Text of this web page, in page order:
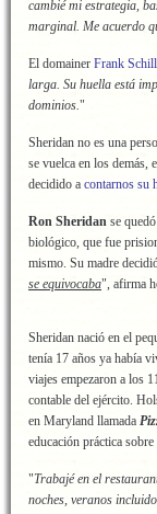
cambié mi estrategia,
marginal. Me acuerdo
El domainer Frank
larga. Su huella está
dominios."
Sheridan no es una
se vuelca en los demás,
decidido a contarnos su
Ron Sheridan se
biológico, que fue
mismo. Su madre
se equivocaba", afirma
Sheridan nació en el
tenía 17 años ya había
viajes empezaron a los
contable del ejército.
en Maryland llamada
educación práctica sobre
"Trabajé en el
noches, veranos